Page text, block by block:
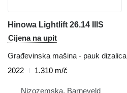
Hinowa Lightlift 26.14 IIIS
Cijena na upit
Građevinska mašina - pauk dizalica
2022
1.310 m/č
Nizozemska, Barneveld